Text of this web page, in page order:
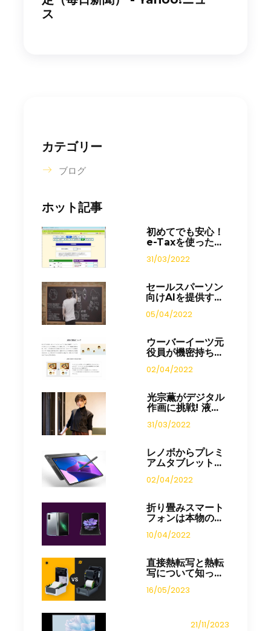
ス
カテゴリー
ブログ
ホット記事
初めてでも安心！
e-Taxを使った...
31/03/2022
セールスパーソン
向けAIを提供す...
05/04/2022
ウーバーイーツ元
役員が機密持ち...
02/04/2022
光宗薫がデジタル
作画に挑戦! 液...
31/03/2022
レノボからプレミ
アムタブレット...
02/04/2022
折り畳みスマート
フォンは本物の...
10/04/2022
直接熱転写と熱転
写について知っ...
16/05/2023
21/11/2023